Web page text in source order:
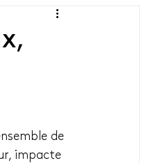
de
impacte